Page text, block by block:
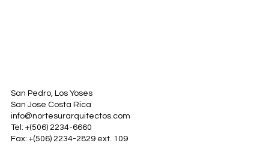
San Pedro, Los Yoses
San Jose Costa Rica
info@nortesurarquitectos.com
Tel: +(506) 2234-6660
Fax: +(506) 2234-2829 ext. 109